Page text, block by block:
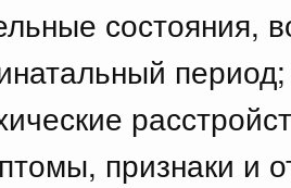
состояния,
период;
признаки и